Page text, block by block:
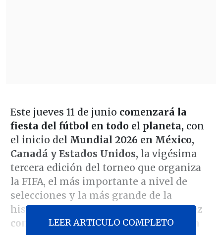
Este jueves 11 de junio comenzará la
fiesta del fútbol en todo el planeta, con
el inicio del Mundial 2026 en México,
Canadá y Estados Unidos, la vigésima
tercera edición del torneo que organiza
la FIFA, el más importante a nivel de
selecciones y la más grande de la
historia hasta la fecha, porprimera vez
con tres anfitriones y 48 escuadras en
LEER ARTICULO COMPLETO